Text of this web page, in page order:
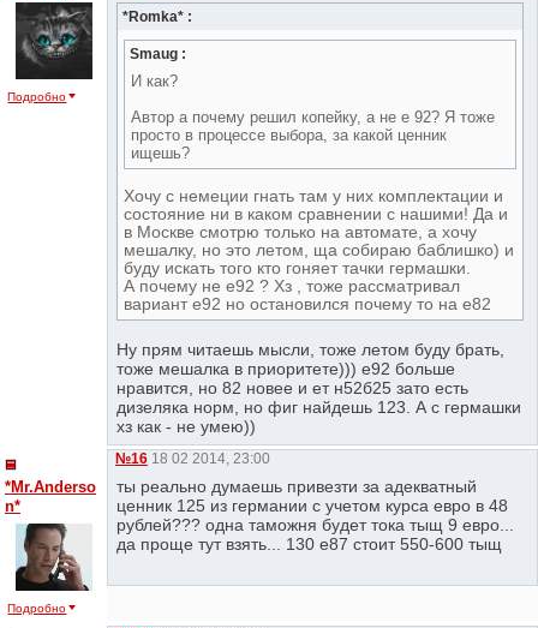
Подробно
*Romka* :
Smaug :
И как?
Автор а почему решил копейку, а не е 92? Я тоже
просто в процессе выбора, за какой ценник
ищешь?
Хочу с немеции гнать там у них комплектации и
состояние ни в каком сравнении с нашими! Да и
в Москве смотрю только на автомате, а хочу
мешалку, но это летом, ща собираю баблишко) и
буду искать того кто гоняет тачки гермашки.
А почему не е92 ? Хз , тоже рассматривал
вариант е92 но остановился почему то на е82
Ну прям читаешь мысли, тоже летом буду брать,
тоже мешалка в приоритете))) е92 больше
нравится, но 82 новее и ет н52б25 зато есть
дизеляка норм, но фиг найдешь 123. А с гермашки
хз как - не умею))
*Mr.Anderso
n*
Подробно
№16 18 02 2014, 23:00
ты реально думаешь привезти за адекватный
ценник 125 из германии с учетом курса евро в 48
рублей??? одна таможня будет тока тыщ 9 евро...
да проще тут взять... 130 е87 стоит 550-600 тыщ